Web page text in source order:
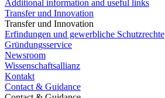
Additional information and useful links
Transfer und Innovation
Transfer und Innovation
Erfindungen und gewerbliche Schutzrechte
Gründungsservice
Newsroom
Wissenschaftsallianz
Kontakt
Contact & Guidance